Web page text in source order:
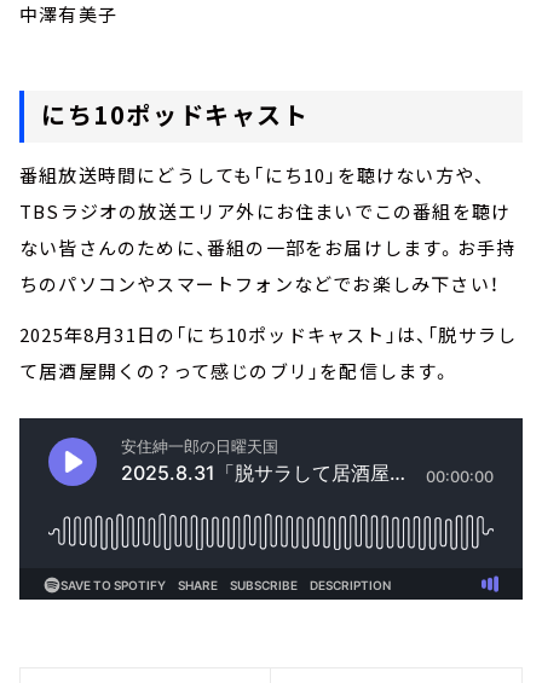
中澤有美子
にち10ポッドキャスト
番組放送時間にどうしても「にち10」を聴けない方や、
TBSラジオの放送エリア外にお住まいでこの番組を聴け
ない皆さんのために、番組の一部をお届けします。お手持
ちのパソコンやスマートフォンなどでお楽しみ下さい！
2025年8月31日の「にち10ポッドキャスト」は、「脱サラし
て居酒屋開くの？って感じのブリ」を配信します。